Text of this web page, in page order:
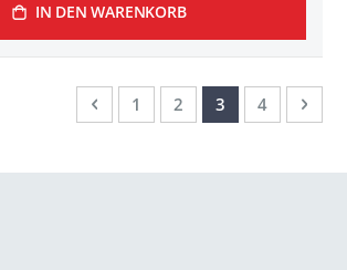
IN DEN WARENKORB
SeiteSeite
ZurückSeite
1 Seite
2 Sie lesen
3 Seite
4 Seite